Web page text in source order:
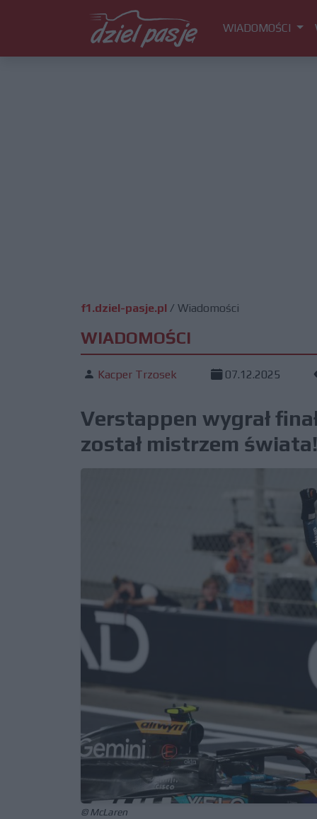
WIADOMOŚCI
f1.dziel-pasje.pl / Wiadomości
WIADOMOŚCI
Kacper Trzosek 07.12.2025
Verstappen wygrał
został mistrzem świata!
© McLaren